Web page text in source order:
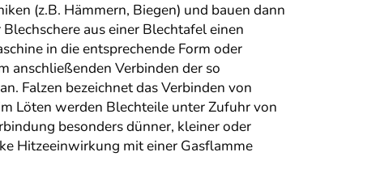
(z.B. Hämmern, Biegen) und bauen dann
aus einer Blechtafel einen
in die entsprechende Form oder
anschließenden Verbinden der so
Falzen bezeichnet das Verbinden von
Löten werden Blechteile unter Zufuhr von
besonders dünner, kleiner oder
Hitzeeinwirkung mit einer Gasflamme